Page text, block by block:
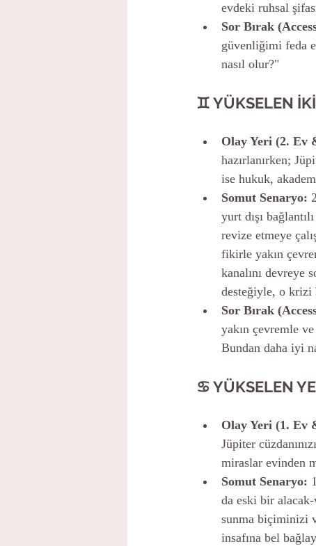
evdeki ruhsal
Sor Bırak
güvenliğimi feda
nasıl olur?"
♊ YÜKSELEN
Olay Yeri (2. Ev
hazırlanırken;
ise hukuk,
Somut Senaryo:
yurt dışı
revize etmeye
fikirle yakın
kanalını devreye
desteğiyle, o krizi
Sor Bırak
yakın çevremle
Bundan daha iyi
♋ YÜKSELEN
Olay Yeri (1. Ev
Jüpiter
miraslar evinden
Somut Senaryo:
da eski bir
sunma biçiminizi
insafına bel